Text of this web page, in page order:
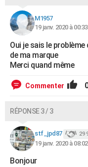
M1957
19 janv. 2020 à 00:33
Oui je sais le
de ma marque
Merci quand même
Commenter
RÉPONSE 3 / 3
stf_jpd87 29
19 janv. 2020 à 08:02
Bonjour